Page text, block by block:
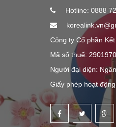
Hotline: 0888
Công ty Cổ phần
Mã số thuế:
Người đại diện:
Giấy phép hoạt